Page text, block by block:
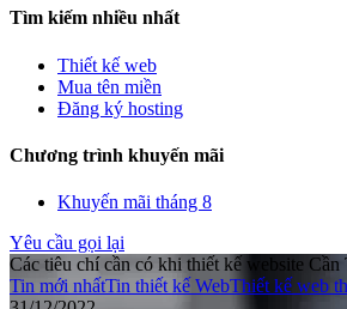
Tìm kiếm nhiều nhất
Thiết kế web
Mua tên miền
Đăng ký hosting
Chương trình khuyến mãi
Khuyến mãi tháng 8
Yêu cầu gọi lại
Các tiêu chí cần có khi thiết kế website Cần
Tin mới nhấtTin thiết kế WebThiết kế web